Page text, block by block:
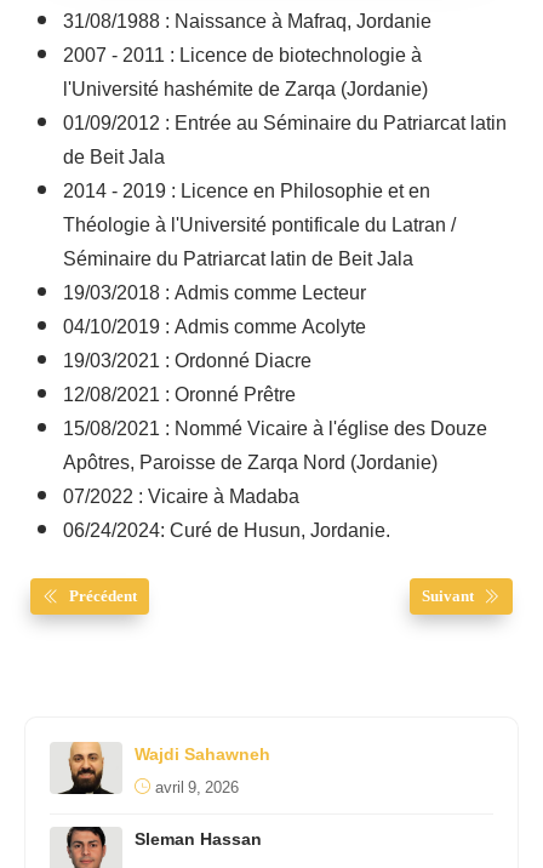
31/08/1988 : Naissance à Mafraq, Jordanie
2007 - 2011 : Licence de biotechnologie à
l'Université hashémite de Zarqa (Jordanie)
01/09/2012 : Entrée au Séminaire du Patriarcat latin
de Beit Jala
2014 - 2019 : Licence en Philosophie et en
Théologie à l'Université pontificale du Latran /
Séminaire du Patriarcat latin de Beit Jala
19/03/2018 : Admis comme Lecteur
04/10/2019 : Admis comme Acolyte
19/03/2021 : Ordonné Diacre
12/08/2021 : Oronné Prêtre
15/08/2021 : Nommé Vicaire à l'église des Douze
Apôtres, Paroisse de Zarqa Nord (Jordanie)
07/2022 : Vicaire à Madaba
06/24/2024: Curé de Husun, Jordanie.
Précédent Suivant
Wajdi Sahawneh
avril 9, 2026
Sleman Hassan